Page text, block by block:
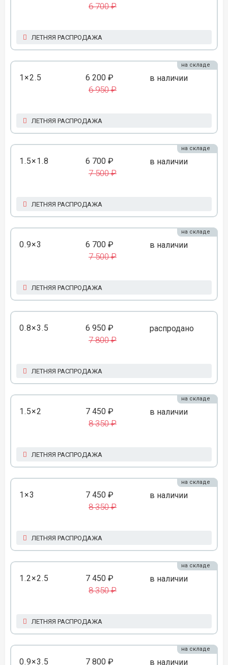
6 700 ₽
ЛЕТНЯЯ РАСПРОДАЖА
1×2.5 6 200 ₽
6 950 ₽
в наличии
на складе
ЛЕТНЯЯ РАСПРОДАЖА
1.5×1.8 6 700 ₽
7 500 ₽
в наличии
на складе
ЛЕТНЯЯ РАСПРОДАЖА
0.9×3 6 700 ₽
7 500 ₽
в наличии
на складе
ЛЕТНЯЯ РАСПРОДАЖА
0.8×3.5 6 950 ₽
7 800 ₽
распродано
ЛЕТНЯЯ РАСПРОДАЖА
1.5×2 7 450 ₽
8 350 ₽
в наличии
на складе
ЛЕТНЯЯ РАСПРОДАЖА
1×3 7 450 ₽
8 350 ₽
в наличии
на складе
ЛЕТНЯЯ РАСПРОДАЖА
1.2×2.5 7 450 ₽
8 350 ₽
в наличии
на складе
ЛЕТНЯЯ РАСПРОДАЖА
0.9×3.5 7 800 ₽ в наличии
на складе